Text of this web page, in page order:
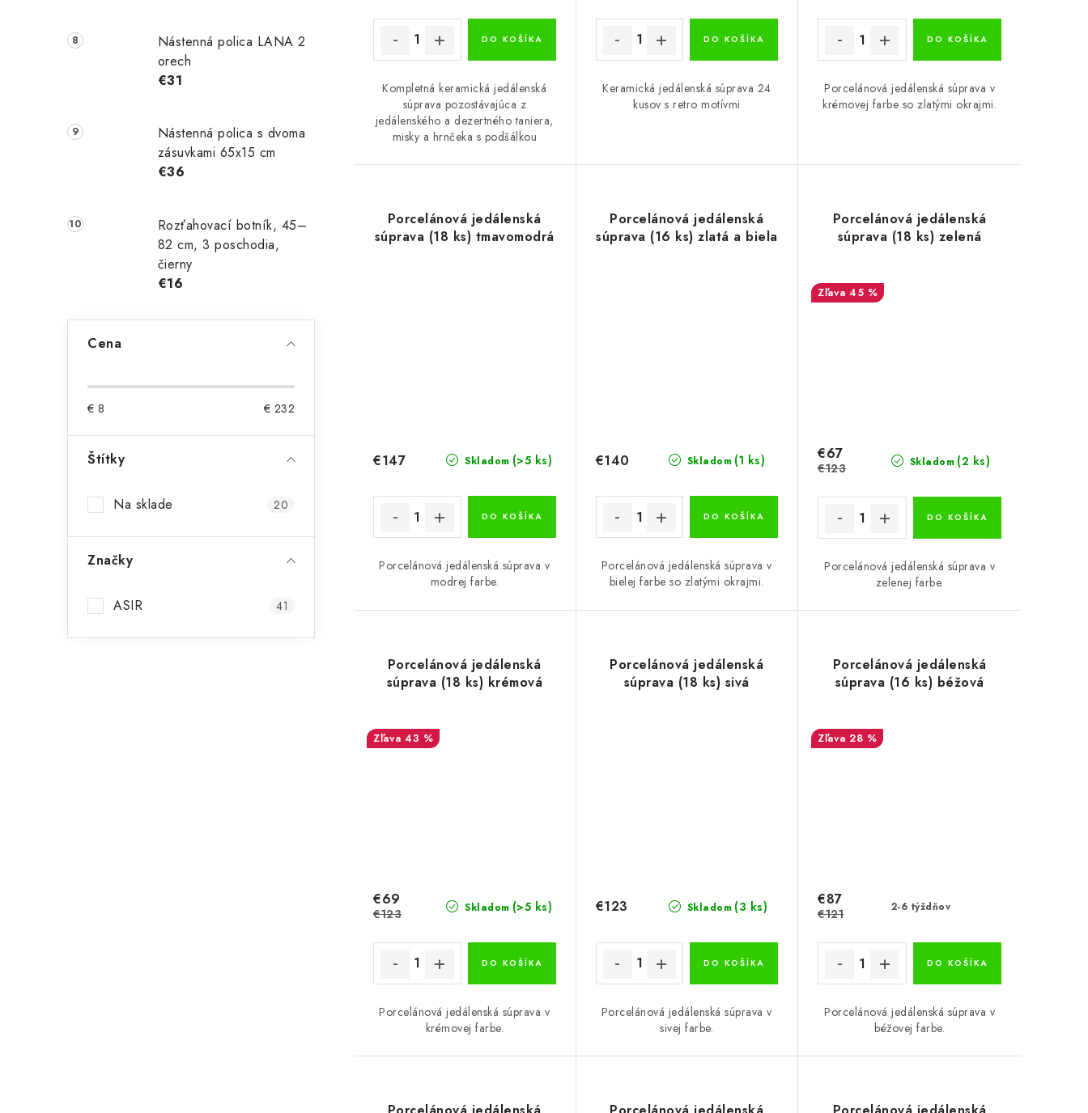
Nástenná polica LANA 2
orech
€31
Nástenná polica s dvoma
zásuvkami 65x15 cm
€36
Rozťahovací botník, 45–
82 cm, 3 poschodia,
čierny
€16
Cena
€ 8 € 232
Štítky
Na sklade 20
Značky
ASIR 41
DO KOŠÍKA
Kompletná keramická jedálenská
súprava pozostávajúca z
jedálenského a dezertného taniera,
misky a hrnčeka s podšálkou
DO KOŠÍKA
Keramická jedálenská súprava 24
kusov s retro motívmi
DO KOŠÍKA
Porcelánová jedálenská súprava v
krémovej farbe so zlatými okrajmi.
Porcelánová jedálenská
súprava (18 ks) tmavomodrá
Skladom (>5 ks)
€147
DO KOŠÍKA
Porcelánová jedálenská súprava v
modrej farbe.
Porcelánová jedálenská
súprava (16 ks) zlatá a biela
Skladom (1 ks)
€140
DO KOŠÍKA
Porcelánová jedálenská súprava v
bielej farbe so zlatými okrajmi.
Porcelánová jedálenská
súprava (18 ks) zelená
45 %
Skladom (2 ks)
€67
€123
DO KOŠÍKA
Porcelánová jedálenská súprava v
zelenej farbe.
Porcelánová jedálenská
súprava (18 ks) krémová
43 %
Skladom (>5 ks)
€69
€123
DO KOŠÍKA
Porcelánová jedálenská súprava v
krémovej farbe.
Porcelánová jedálenská
súprava (18 ks) sivá
Skladom (3 ks)
€123
DO KOŠÍKA
Porcelánová jedálenská súprava v
sivej farbe.
Porcelánová jedálenská
súprava (16 ks) béžová
28 %
2-6 týždňov
€87
€121
DO KOŠÍKA
Porcelánová jedálenská súprava v
béžovej farbe.